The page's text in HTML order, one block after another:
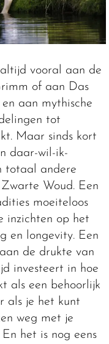
vooral aan de
of aan Das
aan mythische
tot
Maar sinds kort
daar-wil-ik-
totaal andere
Woud. Een
moeiteloos
inzichten op het
en longevity. Een
de drukte van
investeert in hoe
als een behoorlijk
als je het kunt
weg met je
het is nog eens